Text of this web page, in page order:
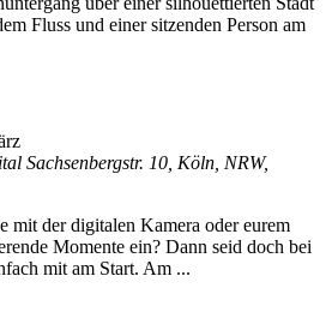
Sachsenbergstr. 10, Köln, NRW,
mit der digitalen Kamera oder eurem
Momente ein? Dann seid doch bei
mit am Start. Am ...